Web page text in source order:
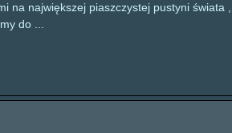
na największej piaszczystej pustyni świata
do ...